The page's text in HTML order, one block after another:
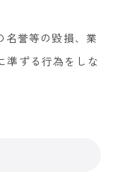
名誉等の毀損、業
準ずる行為をしな